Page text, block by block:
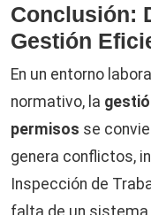
Conclusión:
Gestión
En un entorno
normativo, la
permisos se
genera conflictos,
Inspección de
falta de un